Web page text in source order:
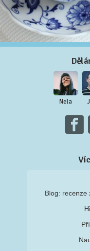
Nela
Blog: recenze